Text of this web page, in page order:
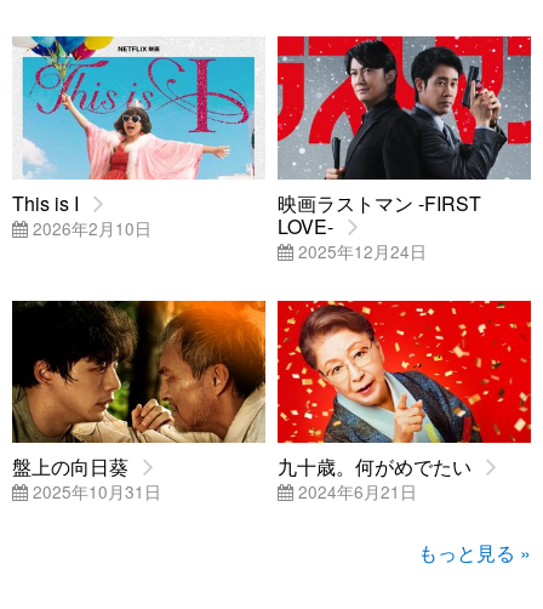
This is I
2026年2月10日
映画ラストマン -FIRST
LOVE-
2025年12月24日
盤上の向日葵
2025年10月31日
九十歳。何がめでたい
2024年6月21日
もっと見る »